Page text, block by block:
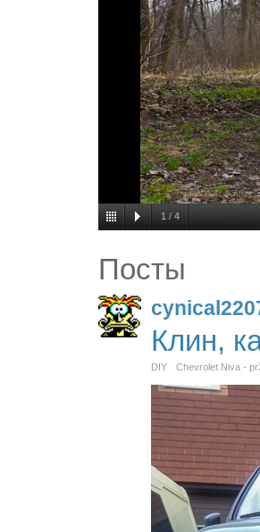
1 / 4
Посты
Клин,
DIY Chevrolet Niva -